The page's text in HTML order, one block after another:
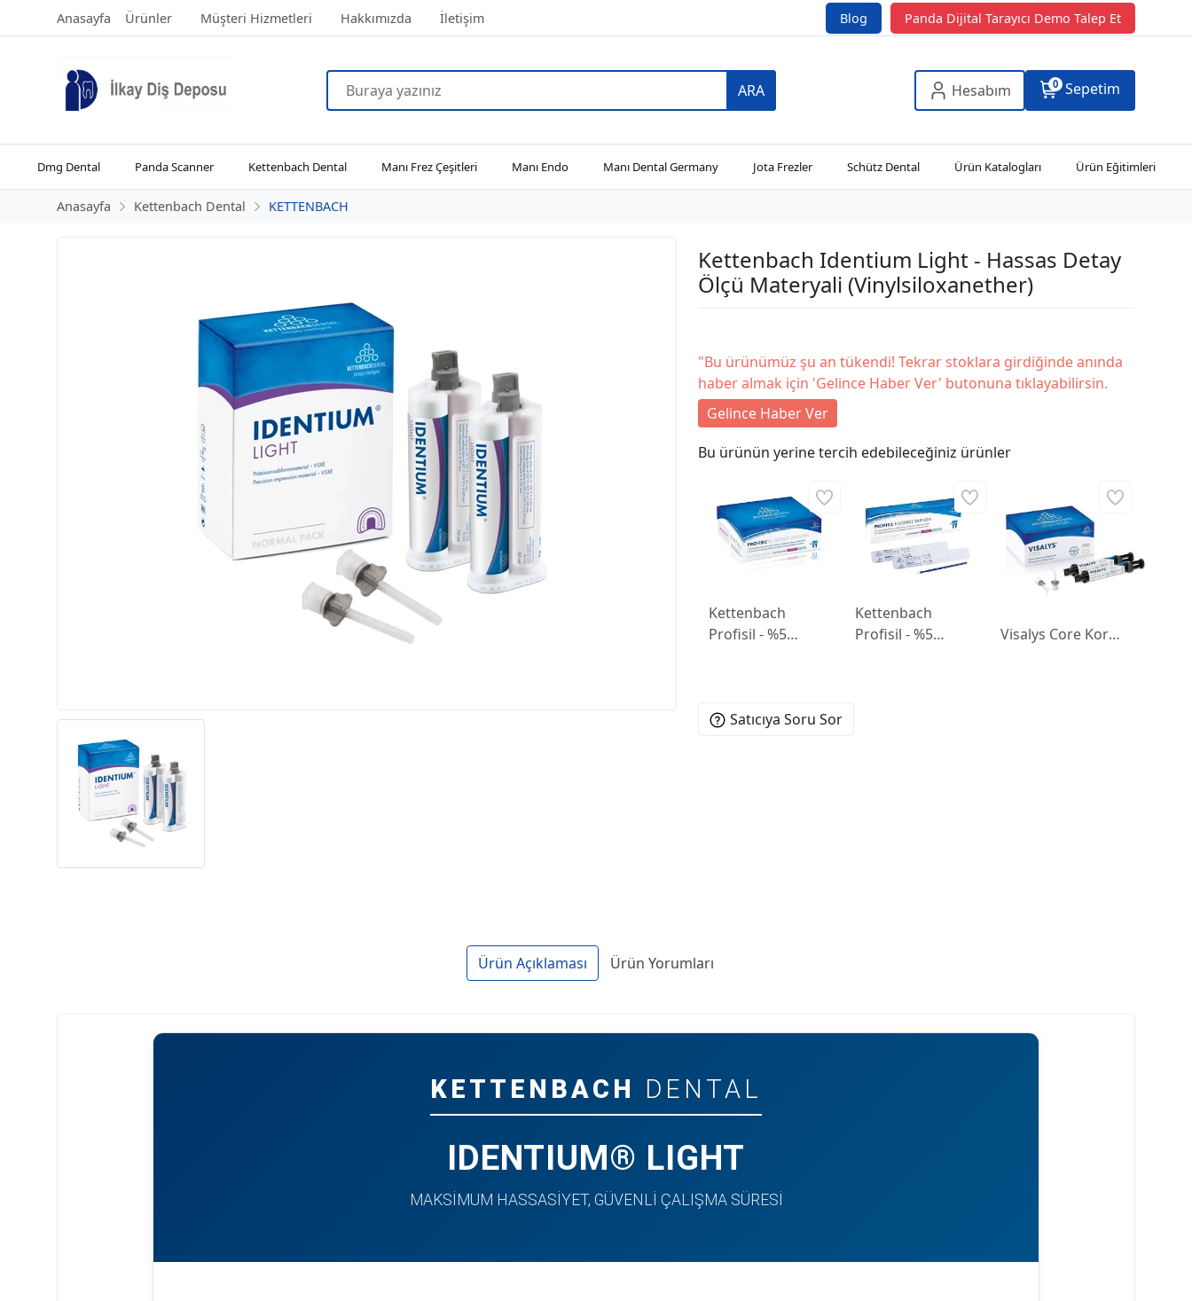
Anasayfa Ürünler Müşteri Hizmetleri Hakkımızda İletişim Blog Panda Dijital Tarayıcı Demo Talep Et
ARA Hesabım 0 Sepetim
Dmg Dental Panda Scanner Kettenbach Dental Manı Frez Çeşitleri Manı Endo Manı Dental Germany Jota Frezler Schütz Dental Ürün Katalogları Ürün Eğitimleri
Anasayfa Kettenbach Dental KETTENBACH
Kettenbach Identium Light - Hassas Detay
Ölçü Materyali (Vinylsiloxanether)
"Bu ürünümüz şu an tükendi! Tekrar stoklara girdiğinde anında
haber almak için 'Gelince Haber Ver' butonuna tıklayabilirsin.
Gelince Haber Ver
Bu ürünün yerine tercih edebileceğiniz ürünler
Kettenbach
Profisil - %5
Kettenbach
Profisil - %5
Visalys Core Kor
Satıcıya Soru Sor
Ürün Açıklaması Ürün Yorumları
KETTENBACH DENTAL
IDENTIUM® LIGHT
MAKSIMUM HASSASIYET, GÜVENLI ÇALIŞMA SÜRESI